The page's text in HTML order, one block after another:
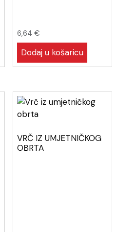
6,64€
Dodaj u košaricu
VRČ IZ UMJETNIČKOG
OBRTA